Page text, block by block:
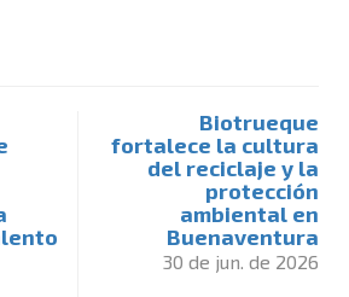
Biotrueque
fortalece la cultura
del reciclaje y la
protección
ambiental en
Buenaventura
30 de jun. de 2026